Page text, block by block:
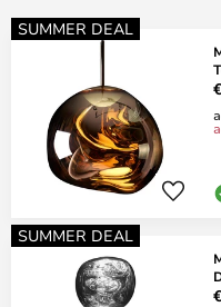
SUMMER DEAL
SUMMER DEAL